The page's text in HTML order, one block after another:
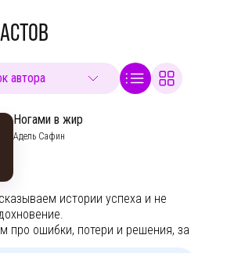
Ногами в жир
Адель Сафин
истории успеха и не
про ошибки, потери и решения, за